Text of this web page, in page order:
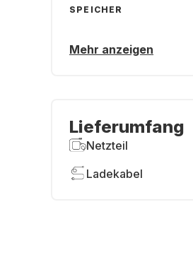
SPEICHER
Mehr anzeigen
Lieferumfang
Netzteil
Ladekabel